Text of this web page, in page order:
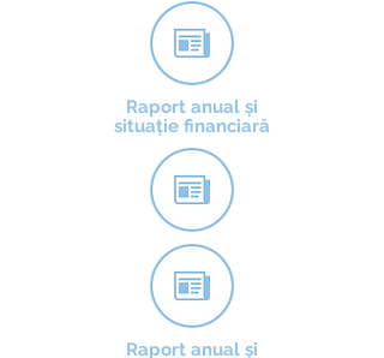
Raport anual și
situație financiară
Raport anual și